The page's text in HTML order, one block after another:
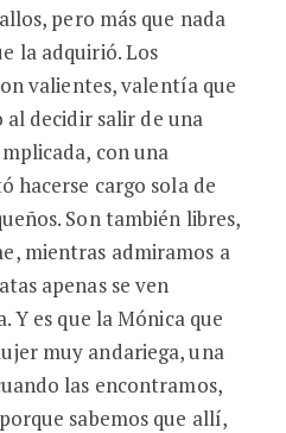
pero más que nada
la adquirió. Los
valientes, valentía que
decidir salir de una
con una
hacerse cargo sola de
Son también libres,
mientras admiramos a
apenas se ven
Y es que la Mónica que
muy andariega, una
las encontramos,
sabemos que allí,